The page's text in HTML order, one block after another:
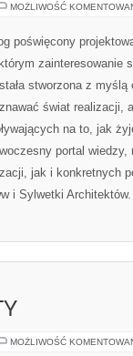
MOŻLIWOŚĆ
poświęcony
zainteresowanie
stworzona z
świat realizacji,
na to, jak
portal
jak i konkretnych
i Sylwetki
MOŻLIWOŚĆ